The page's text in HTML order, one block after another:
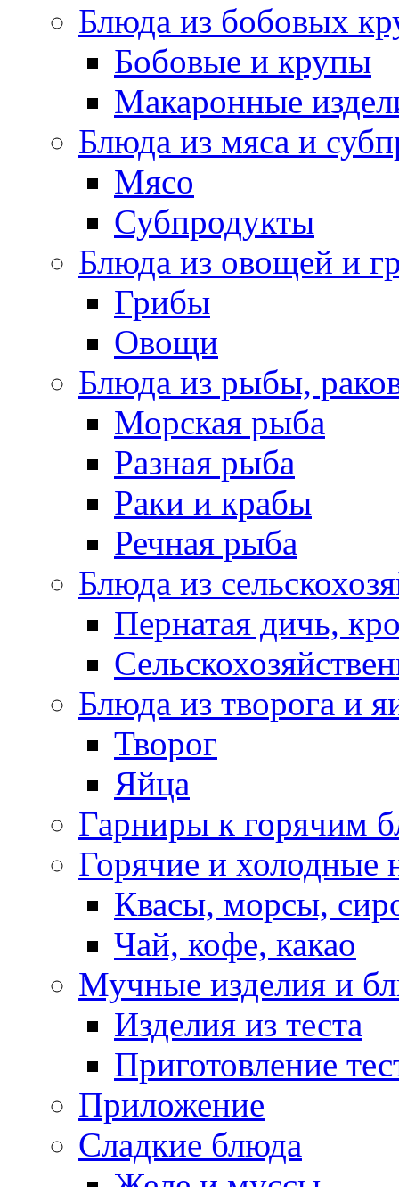
Блюда из бобовых
Бобовые и крупы
Макаронные
Блюда из мяса и
Мясо
Субпродукты
Блюда из овощей и
Грибы
Овощи
Блюда из рыбы,
Морская рыба
Разная рыба
Раки и крабы
Речная рыба
Блюда из
Пернатая дичь,
Блюда из творога и
Творог
Яйца
Гарниры к горячим
Горячие и холодные
Квасы, морсы,
Чай, кофе, какао
Мучные изделия и
Изделия из теста
Приготовление
Приложение
Сладкие блюда